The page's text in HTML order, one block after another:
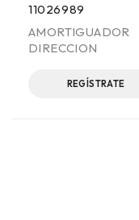
11026989
AMORTIGUADOR
DIRECCION
REGÍSTRATE